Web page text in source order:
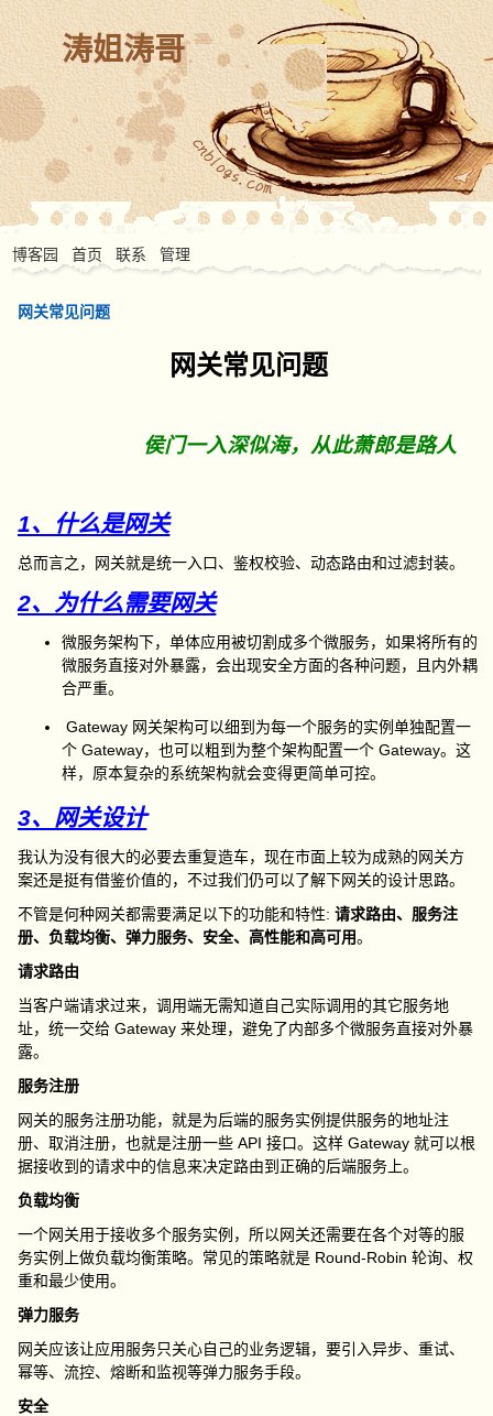
涛姐涛哥
博客园 首页 联系 管理
网关常见问题
网关常见问题
侯门一入深似海，从此萧郎是路人
1、什么是网关
总而言之，网关就是统一入口、鉴权校验、动态路由和过滤封装。
2、为什么需要网关
微服务架构下，单体应用被切割成多个微服务，如果将所有的
微服务直接对外暴露，会出现安全方面的各种问题，且内外耦
合严重。
Gateway 网关架构可以细到为每一个服务的实例单独配置一
个 Gateway，也可以粗到为整个架构配置一个 Gateway。这
样，原本复杂的系统架构就会变得更简单可控。
3、网关设计
我认为没有很大的必要去重复造车，现在市面上较为成熟的网关方
案还是挺有借鉴价值的，不过我们仍可以了解下网关的设计思路。
不管是何种网关都需要满足以下的功能和特性:请求路由、服务注
册、负载均衡、弹力服务、安全、高性能和高可用。
请求路由
当客户端请求过来，调用端无需知道自己实际调用的其它服务地
址，统一交给 Gateway来处理，避免了内部多个微服务直接对外暴
露。
服务注册
网关的服务注册功能，就是为后端的服务实例提供服务的地址注
册、取消注册，也就是注册一些 API接口。这样Gateway就可以根
据接收到的请求中的信息来决定路由到正确的后端服务上。
负载均衡
一个网关用于接收多个服务实例，所以网关还需要在各个对等的服
务实例上做负载均衡策略。常见的策略就是 Round-Robin轮询、权
重和最少使用。
弹力服务
网关应该让应用服务只关心自己的业务逻辑，要引入异步、重试、
幂等、流控、熔断和监视等弹力服务手段。
安全